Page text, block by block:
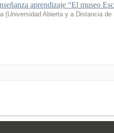
aprendizaje “El museo
(Universidad Abierta y a Distancia de